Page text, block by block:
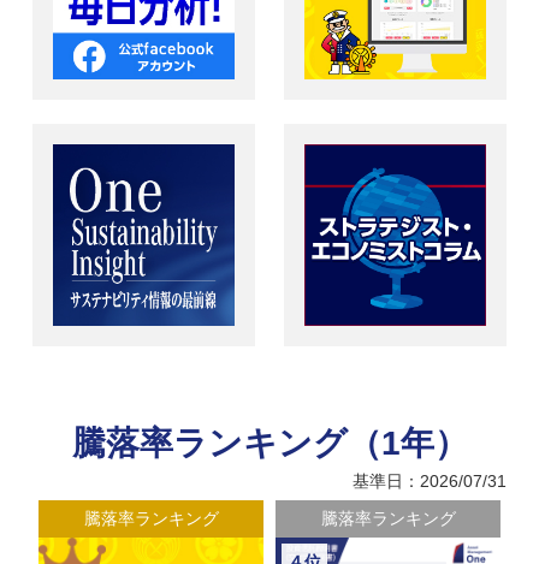
騰落率ランキング（1年）
基準日：2026/07/31
騰落率ランキング
騰落率ランキング